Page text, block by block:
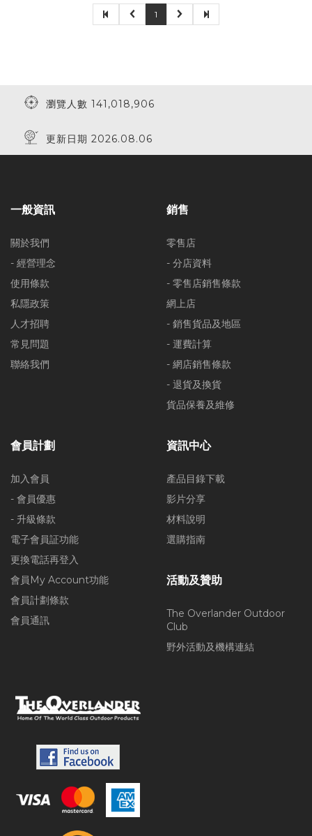
1
瀏覽人數 141,018,906
更新日期 2026.08.06
一般資訊
關於我們
- 經營理念
使用條款
私隱政策
人才招聘
常見問題
聯絡我們
銷售
零售店
- 分店資料
- 零售店銷售條款
網上店
- 銷售貨品及地區
- 運費計算
- 網店銷售條款
- 退貨及換貨
貨品保養及維修
會員計劃
加入會員
- 會員優惠
- 升級條款
電子會員証功能
更換電話再登入
會員My Account功能
會員計劃條款
會員通訊
資訊中心
產品目錄下載
影片分享
材料說明
選購指南
活動及贊助
The Overlander Outdoor
Club
野外活動及機構連結